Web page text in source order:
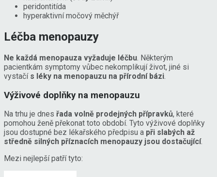
peridontitída
hyperaktivní močový měchýř
Léčba menopauzy
Ne každá menopauza vyžaduje léčbu. Některým
pacientkám symptomy vůbec nekomplikují život, jiné si
vystačí s léky na menopauzu na přírodní bázi.
Výživové doplňky na menopauzu
Na trhu je dnes řada volně prodejných přípravků, které
pomohou ženě překonat toto období. Tyto výživové doplňky
jsou dostupné bez lékařského předpisu a při slabých až
středně silných příznacích menopauzy jsou dostačující.
Mezi nejlepší patří tyto: